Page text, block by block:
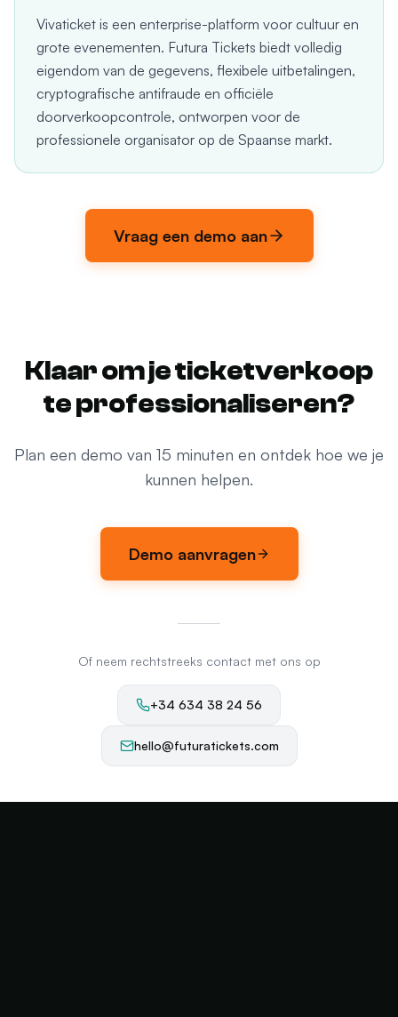
Vivaticket is een enterprise-platform voor cultuur en
grote evenementen. Futura Tickets biedt volledig
eigendom van de gegevens, flexibele uitbetalingen,
cryptografische antifraude en officiële
doorverkoopcontrole, ontworpen voor de
professionele organisator op de Spaanse markt.
Vraag een demo aan
Klaar om je ticketverkoop
te professionaliseren?
Plan een demo van 15 minuten en ontdek hoe we je
kunnen helpen.
Demo aanvragen
Of neem rechtstreeks contact met ons op
+34 634 38 24 56
hello@futuratickets.com